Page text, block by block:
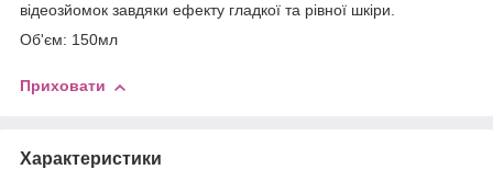
відеозйомок завдяки ефекту гладкої та рівної шкіри.
Об'єм: 150мл
Приховати
Характеристики